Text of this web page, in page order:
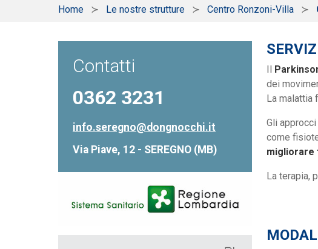
Home Le nostre strutture Centro Ronzoni-Villa
Contatti
0362 3231
info.seregno@dongnocchi.it
Via Piave, 12 - SEREGNO (MB)
dei
La malattia
Gli
come
migliorare
La terapia,